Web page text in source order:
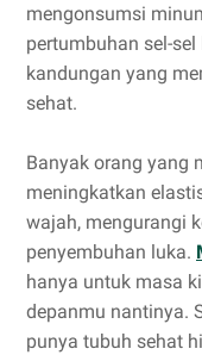
mengonsumsi
pertumbuhan sel-
kandungan yang
sehat.
Banyak orang yang
meningkatkan
wajah, mengurangi
penyembuhan luka.
hanya untuk masa
depanmu nantinya.
punya tubuh sehat